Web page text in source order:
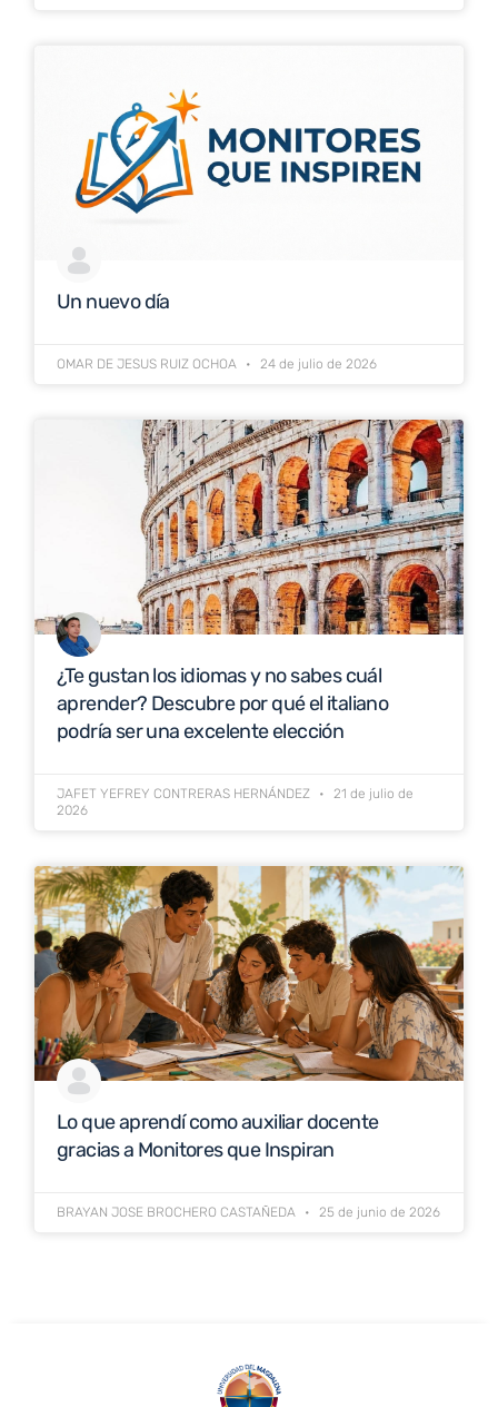
Un nuevo día
OMAR DE JESUS RUIZ OCHOA 24 de julio de 2026
¿Te gustan los idiomas y no sabes cuál
aprender? Descubre por qué el italiano
podría ser una excelente elección
JAFET YEFREY CONTRERAS HERNÁNDEZ
21 de julio de
2026
Lo que aprendí como auxiliar docente
gracias a Monitores que Inspiran
BRAYAN JOSE BROCHERO CASTAÑEDA 25 de junio de 2026